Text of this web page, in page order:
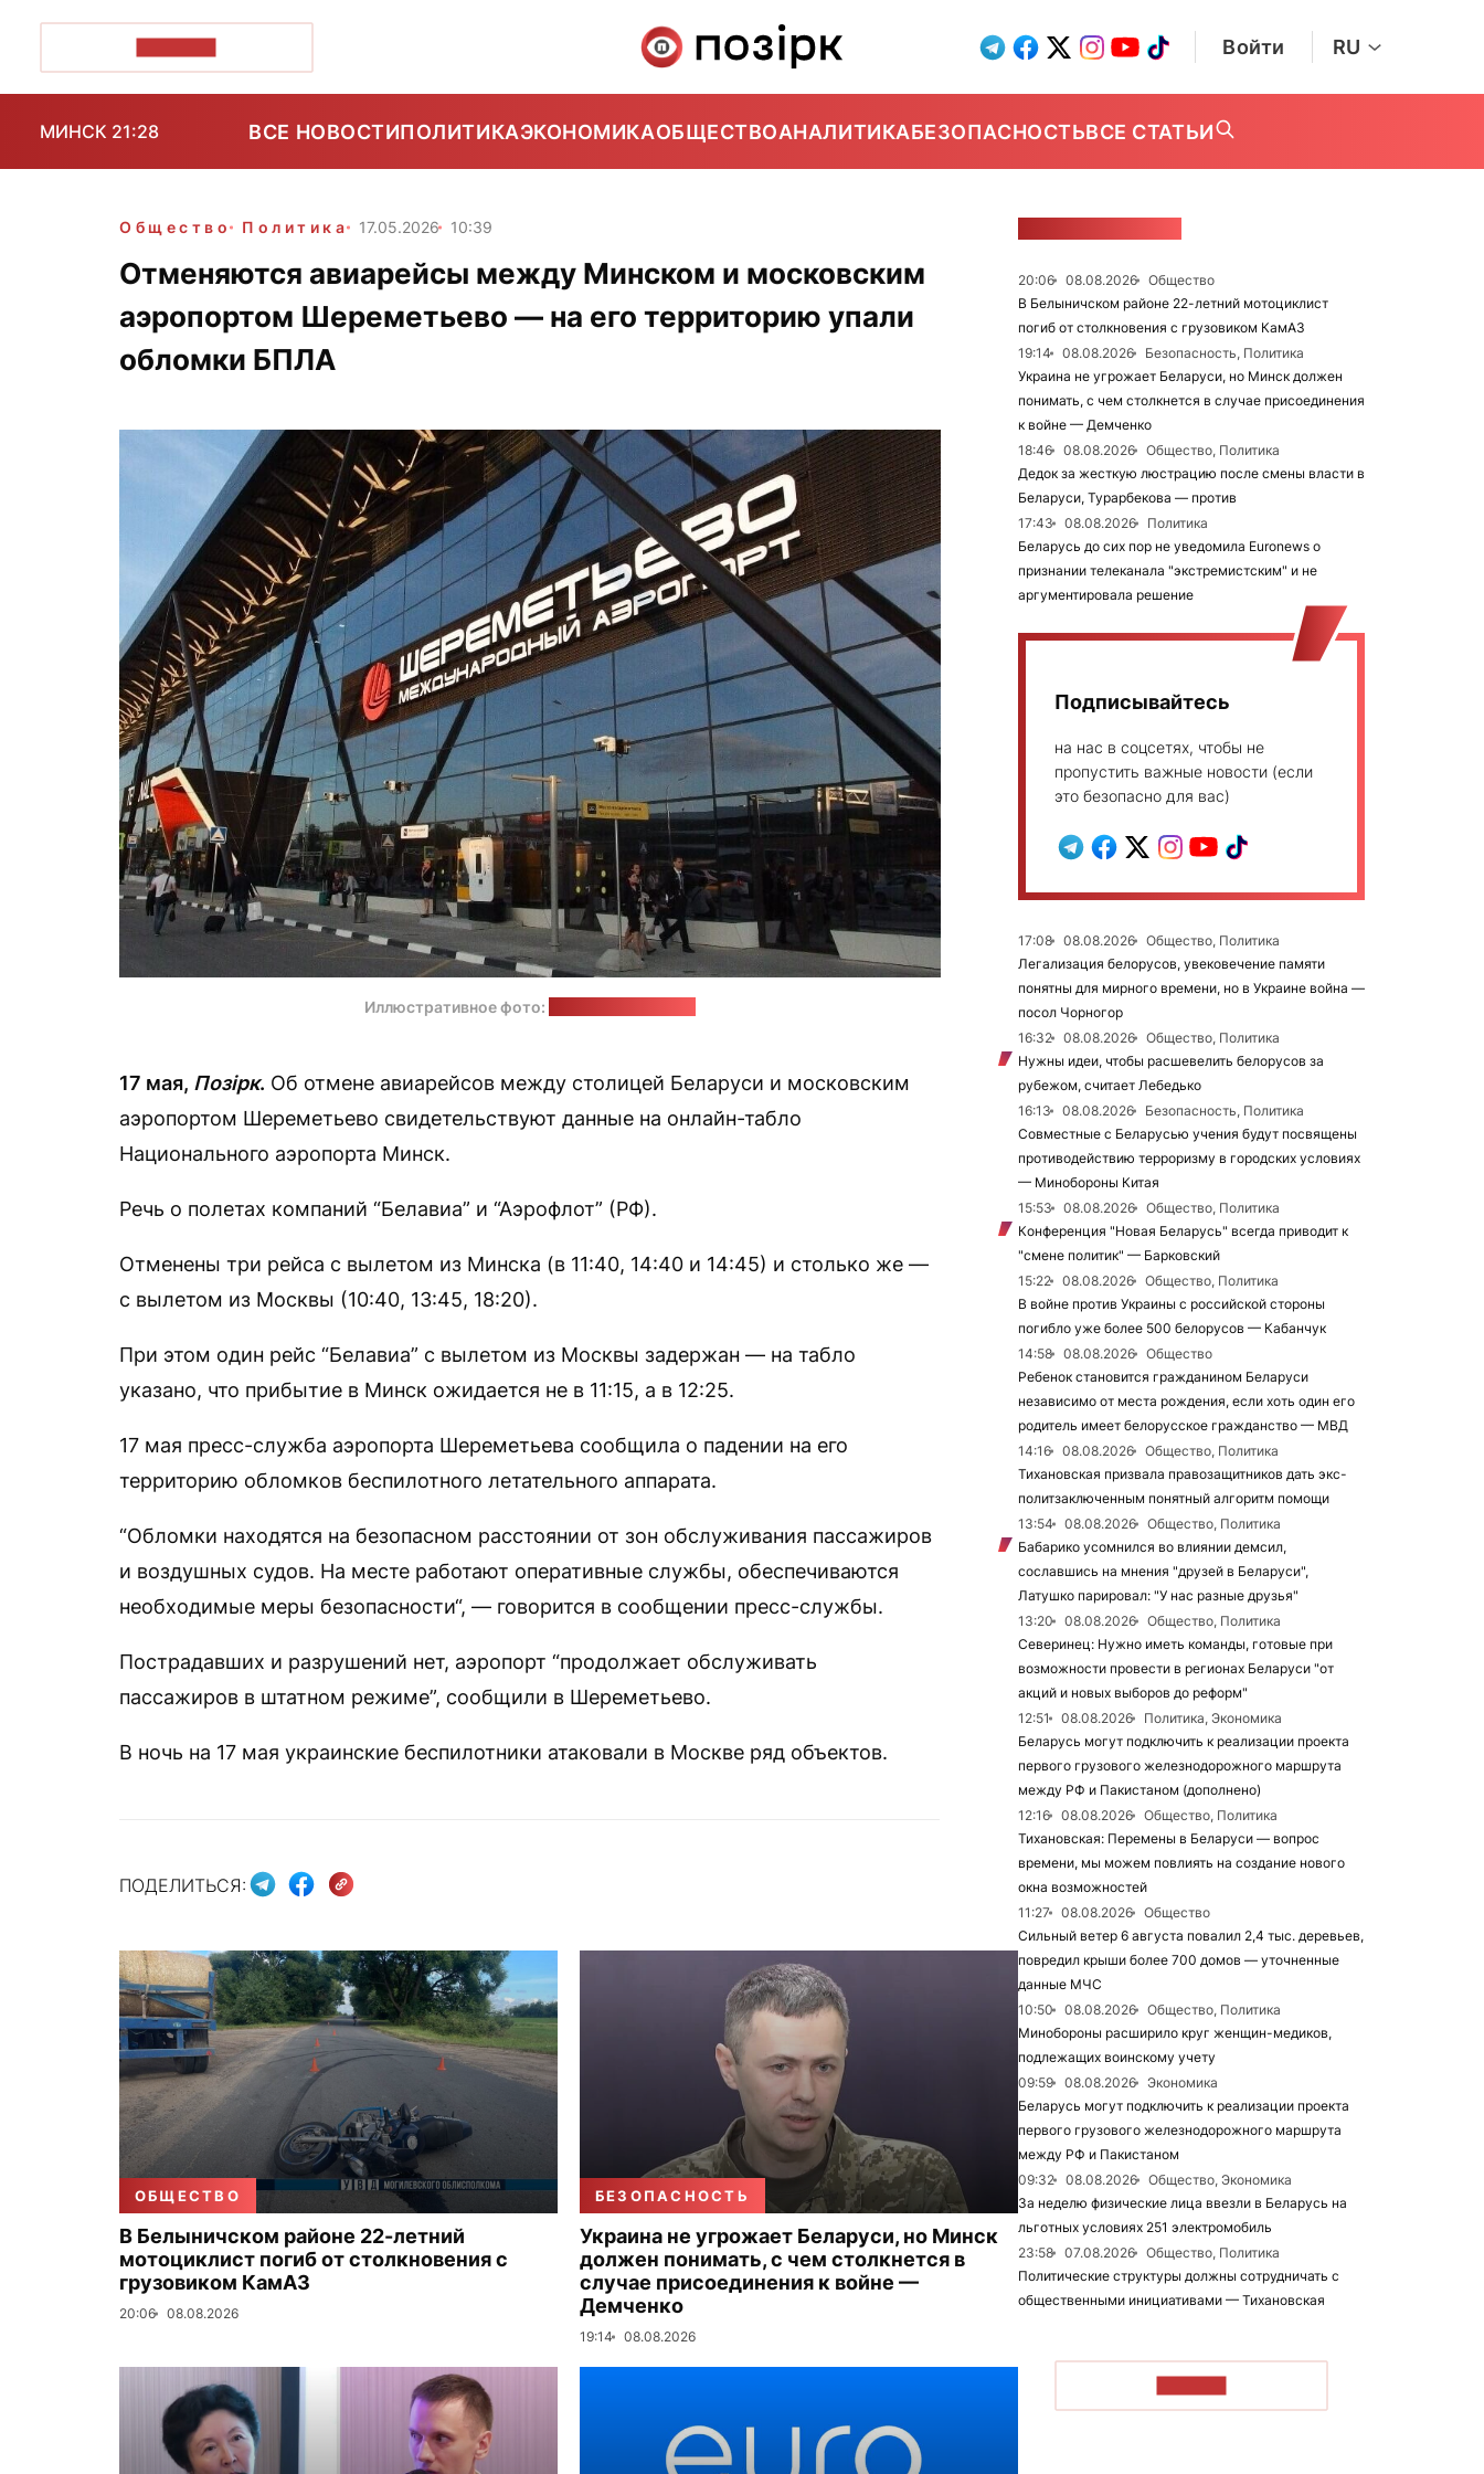
Войти RU
МИНСК 21:28 ВСЕ НОВОСТИПОЛИТИКАЭКОНОМИКАОБЩЕСТВОАНАЛИТИКАБЕЗОПАСНОСТЬВСЕ СТАТЬИ
Общество Политика 17.05.2026 10:39
Отменяются авиарейсы между Минском и московским
аэропортом Шереметьево — на его территорию упали
обломки БПЛА
Иллюстративное фото:
17 мая, Позірк. Об отмене авиарейсов между столицей Беларуси и московским
аэропортом Шереметьево свидетельствуют данные на онлайн-табло
Национального аэропорта Минск.
Речь о полетах компаний “Белавиа” и “Аэрофлот” (РФ).
Отменены три рейса с вылетом из Минска (в 11:40, 14:40 и 14:45) и столько же —
с вылетом из Москвы (10:40, 13:45, 18:20).
При этом один рейс “Белавиа” с вылетом из Москвы задержан — на табло
указано, что прибытие в Минск ожидается не в 11:15, а в 12:25.
17 мая пресс-служба аэропорта Шереметьева сообщила о падении на его
территорию обломков беспилотного летательного аппарата.
“Обломки находятся на безопасном расстоянии от зон обслуживания пассажиров
и воздушных судов. На месте работают оперативные службы, обеспечиваются
необходимые меры безопасности“, — говорится в сообщении пресс-службы.
Пострадавших и разрушений нет, аэропорт “продолжает обслуживать
пассажиров в штатном режиме”, сообщили в Шереметьево.
В ночь на 17 мая украинские беспилотники атаковали в Москве ряд объектов.
ПОДЕЛИТЬСЯ:
ОБЩЕСТВО
В Белыничском районе 22-летний
мотоциклист погиб от столкновения с
грузовиком КамАЗ
20:06 08.08.2026
БЕЗОПАСНОСТЬ
Украина не угрожает Беларуси, но Минск
должен понимать, с чем столкнется в
случае присоединения к войне —
Демченко
19:14 08.08.2026
20:06 08.08.2026
Общество
В Белыничском районе 22-летний мотоциклист
погиб от столкновения с грузовиком КамАЗ
19:14
08.08.2026
Безопасность, Политика
Украина не угрожает Беларуси, но Минск должен
понимать, с чем столкнется в случае присоединения
к войне — Демченко
18:46
08.08.2026
Общество, Политика
Дедок за жесткую люстрацию после смены власти в
Беларуси, Турарбекова — против
17:43
08.08.2026
Политика
Беларусь до сих пор не уведомила Euronews о
признании телеканала "экстремистским" и не
аргументировала решение
Подписывайтесь
на нас в соцсетях, чтобы не
пропустить важные новости (если
это безопасно для вас)
17:08 08.08.2026
Общество, Политика
Легализация белорусов, увековечение памяти
понятны для мирного времени, но в Украине война —
посол Чорногор
16:32
08.08.2026
Общество, Политика
Нужны идеи, чтобы расшевелить белорусов за
рубежом, считает Лебедько
16:13
08.08.2026
Безопасность, Политика
Совместные с Беларусью учения будут посвящены
противодействию терроризму в городских условиях
— Минобороны Китая
15:53
08.08.2026
Общество, Политика
Конференция "Новая Беларусь" всегда приводит к
"смене политик" — Барковский
15:22
08.08.2026
Общество, Политика
В войне против Украины с российской стороны
погибло уже более 500 белорусов — Кабанчук
14:58
08.08.2026
Общество
Ребенок становится гражданином Беларуси
независимо от места рождения, если хоть один его
родитель имеет белорусское гражданство — МВД
14:16
08.08.2026
Общество, Политика
Тихановская призвала правозащитников дать экс-
политзаключенным понятный алгоритм помощи
13:54
08.08.2026
Общество, Политика
Бабарико усомнился во влиянии демсил,
сославшись на мнения "друзей в Беларуси",
Латушко парировал: "У нас разные друзья"
13:20
08.08.2026
Общество, Политика
Северинец: Нужно иметь команды, готовые при
возможности провести в регионах Беларуси "от
акций и новых выборов до реформ"
12:51
08.08.2026
Политика, Экономика
Беларусь могут подключить к реализации проекта
первого грузового железнодорожного маршрута
между РФ и Пакистаном (дополнено)
12:16
08.08.2026
Общество, Политика
Тихановская: Перемены в Беларуси — вопрос
времени, мы можем повлиять на создание нового
окна возможностей
11:27
08.08.2026
Общество
Сильный ветер 6 августа повалил 2,4 тыс. деревьев,
повредил крыши более 700 домов — уточненные
данные МЧС
10:50
08.08.2026
Общество, Политика
Минобороны расширило круг женщин-медиков,
подлежащих воинскому учету
09:59
08.08.2026
Экономика
Беларусь могут подключить к реализации проекта
первого грузового железнодорожного маршрута
между РФ и Пакистаном
09:32
08.08.2026
Общество, Экономика
За неделю физические лица ввезли в Беларусь на
льготных условиях 251 электромобиль
23:58
07.08.2026
Общество, Политика
Политические структуры должны сотрудничать с
общественными инициативами — Тихановская